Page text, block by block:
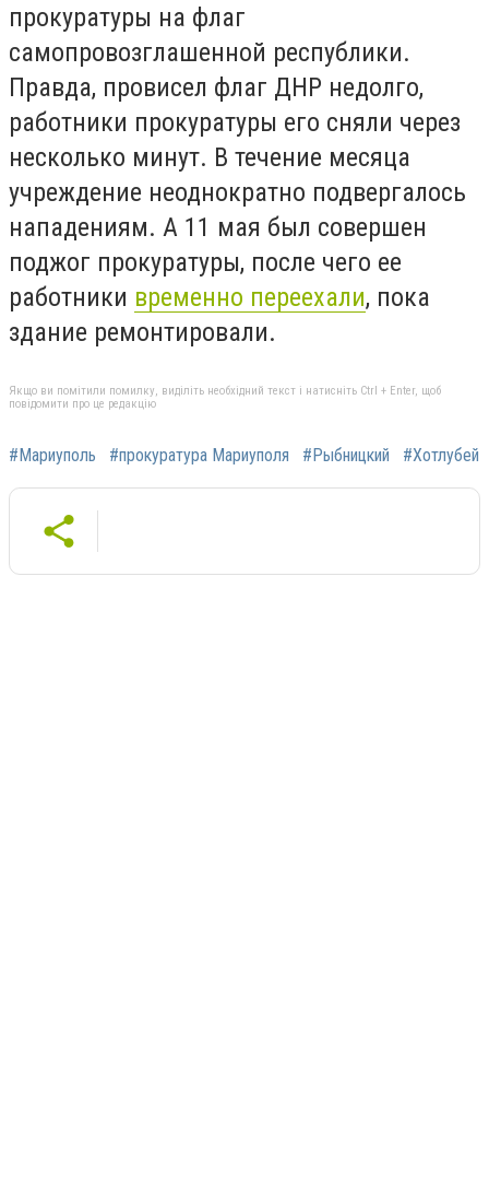
прокуратуры на флаг
самопровозглашенной республики.
Правда, провисел флаг ДНР недолго,
работники прокуратуры его сняли через
несколько минут. В течение месяца
учреждение неоднократно подвергалось
нападениям. А 11 мая был совершен
поджог прокуратуры, после чего ее
работники временно переехали, пока
здание ремонтировали.
Якщо ви помітили помилку, виділіть необхідний текст і натисніть Ctrl + Enter, щоб
повідомити про це редакцію
#Мариуполь #прокуратура Мариуполя #Рыбницкий #Хотлубей